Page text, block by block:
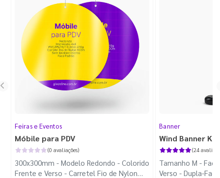
Feiras e Eventos
Móbile para PDV
(0 avaliações)
300x300mm - Modelo Redondo - Colorido
Frente e Verso - Carretel Fio de Nylon
Banner
Wind Banner
(24
Tamanho M -
Verso - Dupla-